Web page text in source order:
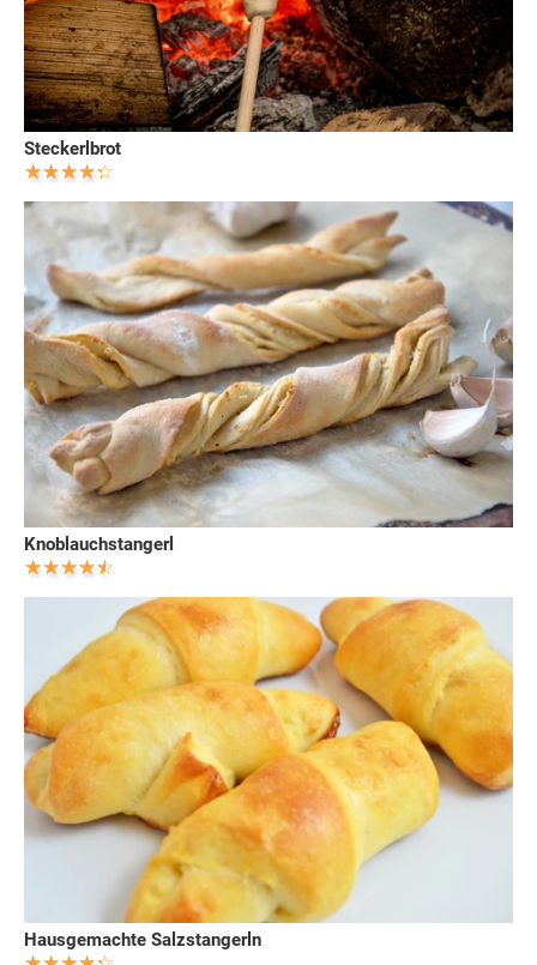
Steckerlbrot
Knoblauchstangerl
Hausgemachte Salzstangerln